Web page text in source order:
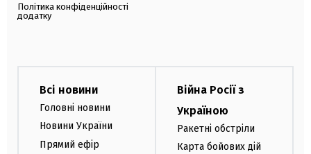
Політика конфіденційності
додатку
Всі новини
Головні новини
Новини України
Прямий ефір
Війна Росії з
Україною
Ракетні обстріли
Карта бойових дій